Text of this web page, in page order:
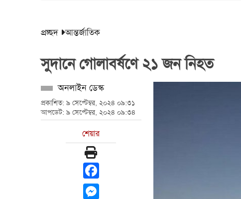
প্রচ্ছদ আন্তর্জাতিক
সুদানে গোলাবর্ষণে ২১ জন নিহত
অনলাইন ডেস্ক
প্রকাশিত: ৯ সেপ্টেম্বর, ২০২৪ ০৯:৩১
আপডেট: ৯ সেপ্টেম্বর, ২০২৪ ০৯:৩৪
শেয়ার
Facebook
Messenger